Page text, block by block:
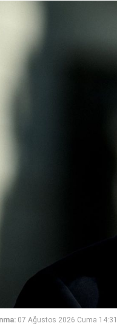
07 Ağustos 2026 Cuma 14:31